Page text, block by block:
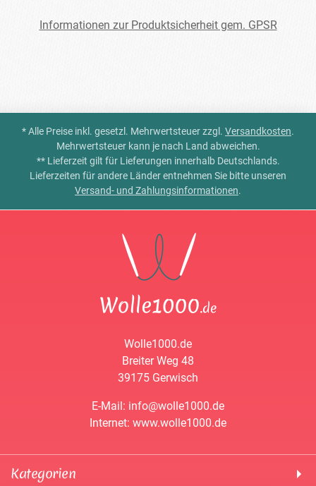
Informationen zur Produktsicherheit gem. GPSR
* Alle Preise inkl. gesetzl. Mehrwertsteuer zzgl. Versandkosten.
Mehrwertsteuer kann je nach Land abweichen.
** Lieferzeit gilt für Lieferungen innerhalb Deutschlands.
Lieferzeiten für andere Länder entnehmen Sie bitte unseren
Versand- und Zahlungsinformationen.
Wolle1000.de
Breiter Weg 48
39175 Gerwisch
E-Mail: info@wolle1000.de
Internet: www.wolle1000.de
Kategorien